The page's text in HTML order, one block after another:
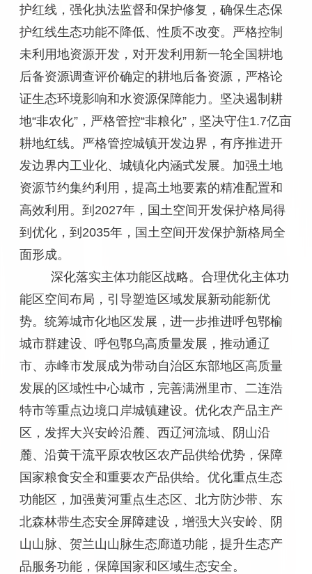
护红线，强化执法监督和保护修复，确保生态保
护红线生态功能不降低、性质不改变。严格控制
未利用地资源开发，对开发利用新一轮全国耕地
后备资源调查评价确定的耕地后备资源，严格论
证生态环境影响和水资源保障能力。坚决遏制耕
地“非农化”，严格管控“非粮化”，坚决守住1.7亿亩
耕地红线。严格管控城镇开发边界，有序推进开
发边界内工业化、城镇化内涵式发展。加强土地
资源节约集约利用，提高土地要素的精准配置和
高效利用。到2027年，国土空间开发保护格局得
到优化，到2035年，国土空间开发保护新格局全
面形成。
深化落实主体功能区战略。合理优化主体功
能区空间布局，引导塑造区域发展新动能新优
势。统筹城市化地区发展，进一步推进呼包鄂榆
城市群建设、呼包鄂乌高质量发展，推动通辽
市、赤峰市发展成为带动自治区东部地区高质量
发展的区域性中心城市，完善满洲里市、二连浩
特市等重点边境口岸城镇建设。优化农产品主产
区，发挥大兴安岭沿麓、西辽河流域、阴山沿
麓、沿黄干流平原农牧区农产品供给优势，保障
国家粮食安全和重要农产品供给。优化重点生态
功能区，加强黄河重点生态区、北方防沙带、东
北森林带生态安全屏障建设，增强大兴安岭、阴
山山脉、贺兰山山脉生态廊道功能，提升生态产
品服务功能，保障国家和区域生态安全。